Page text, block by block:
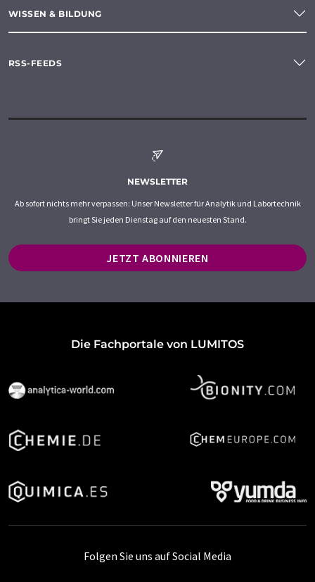
WISSEN & BILDUNG
RSS-FEEDS
NEWSLETTER
Ab sofort nichts mehr verpassen: Unser Newsletter für Analytik und Labortechnik
bringt Sie jeden Dienstag auf den neuesten Stand.
JETZT ABONNIEREN
Die Fachportale von LUMITOS
Folgen Sie uns auf Social Media